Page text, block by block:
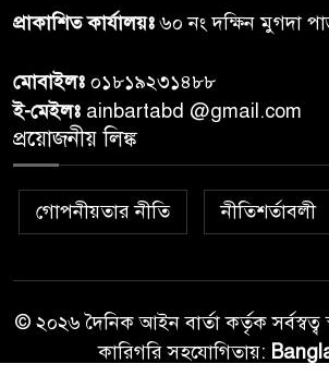
নেওয়ার পর
৯
১০
প্রাকাশিত কার্যালয়ঃ৬০ নং দক্ষিন মুগদা
মোবাইলঃ ০১৮১৯২৩১৪৮৮
ই-মেইলঃ ainbartabd @gmail.com
প্রয়োজনীয় লিঙ্ক
গোপনীয়তার নীতি নীতিশর্তাবলী
© ২০২৬ দৈনিক আইন বার্তা কর্তৃক সর্বস্বত্ব
কারিগরি সহযোগিতায়: